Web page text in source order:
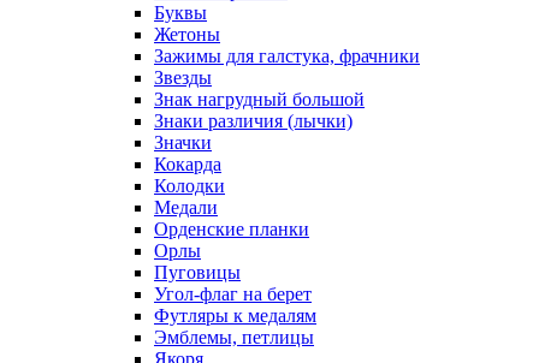
Буквы
Жетоны
Зажимы для галстука, фрачники
Звезды
Знак нагрудный большой
Знаки различия (лычки)
Значки
Кокарда
Колодки
Медали
Орденские планки
Орлы
Пуговицы
Угол-флаг на берет
Футляры к медалям
Эмблемы, петлицы
Якоря